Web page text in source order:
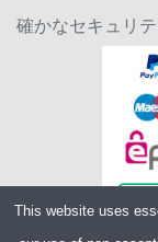
確かなセキュリ
This website uses